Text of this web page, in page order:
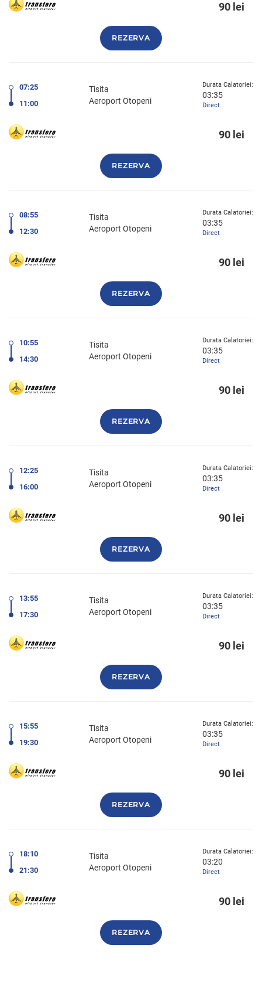
90 lei
REZERVA
07:25
11:00
Tisita
Aeroport Otopeni
Durata Calatoriei:
03:35
Direct
90 lei
REZERVA
08:55
12:30
Tisita
Aeroport Otopeni
Durata Calatoriei:
03:35
Direct
90 lei
REZERVA
10:55
14:30
Tisita
Aeroport Otopeni
Durata Calatoriei:
03:35
Direct
90 lei
REZERVA
12:25
16:00
Tisita
Aeroport Otopeni
Durata Calatoriei:
03:35
Direct
90 lei
REZERVA
13:55
17:30
Tisita
Aeroport Otopeni
Durata Calatoriei:
03:35
Direct
90 lei
REZERVA
15:55
19:30
Tisita
Aeroport Otopeni
Durata Calatoriei:
03:35
Direct
90 lei
REZERVA
18:10
21:30
Tisita
Aeroport Otopeni
Durata Calatoriei:
03:20
Direct
90 lei
REZERVA